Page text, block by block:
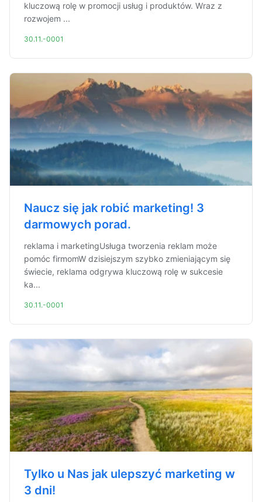
kluczową rolę w promocji usług i produktów. Wraz z
rozwojem ...
30.11.-0001
Naucz się jak robić marketing! 3
darmowych porad.
reklama i marketingUsługa tworzenia reklam może
pomóc firmomW dzisiejszym szybko zmieniającym się
świecie, reklama odgrywa kluczową rolę w sukcesie
ka...
30.11.-0001
Tylko u Nas jak ulepszyć marketing w
3 dni!